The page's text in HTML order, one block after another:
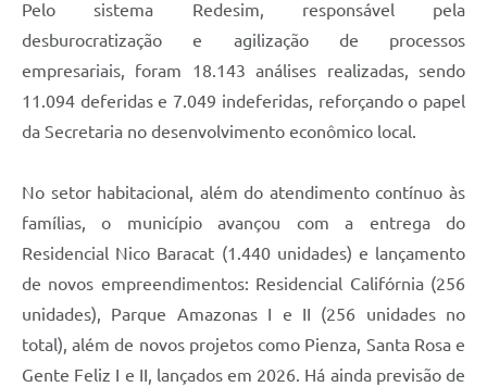
Pelo sistema Redesim, responsável pela
desburocratização e agilização de processos
empresariais, foram 18.143 análises realizadas, sendo
11.094 deferidas e 7.049 indeferidas, reforçando o papel
da Secretaria no desenvolvimento econômico local.
No setor habitacional, além do atendimento contínuo às
famílias, o município avançou com a entrega do
Residencial Nico Baracat (1.440 unidades) e lançamento
de novos empreendimentos: Residencial Califórnia (256
unidades), Parque Amazonas I e II (256 unidades no
total), além de novos projetos como Pienza, Santa Rosa e
Gente Feliz I e II, lançados em 2026. Há ainda previsão de